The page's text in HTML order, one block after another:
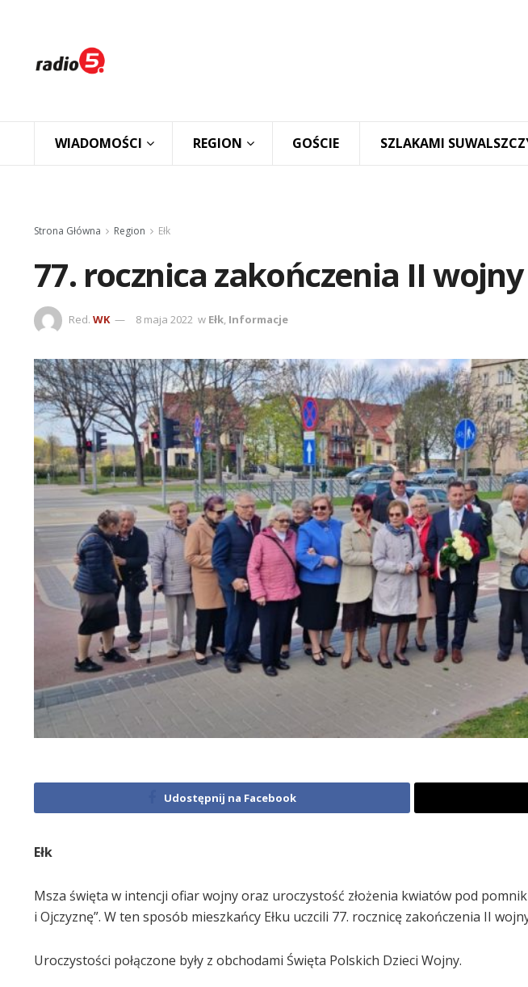
WIADOMOŚCI REGION GOŚCIE SZLAKAMI
Strona Główna Region Ełk
77. rocznica zakończenia II
Red. WK 8 maja 2022 w Ełk, Informacje
Udostępnij na Facebook
Ełk
Msza święta w intencji ofiar wojny oraz uroczystość złożenia kwiatów pod
i Ojczyznę”. W ten sposób mieszkańcy Ełku uczcili 77. rocznicę zakończenia II
Uroczystości połączone były z obchodami Święta Polskich Dzieci Wojny.